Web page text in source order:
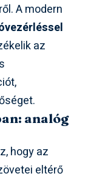
A modern
az
analóg
hogy az
eltérő